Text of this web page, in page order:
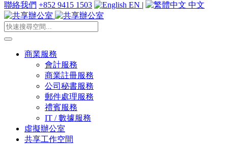
聯絡我們 +852 9415 1503 EN | 中文
商業服務
會計服務
商業註冊服務
公司秘書服務
郵件處理服務
禮賓服務
IT / 數據服務
虛擬辦公室
共享工作空間